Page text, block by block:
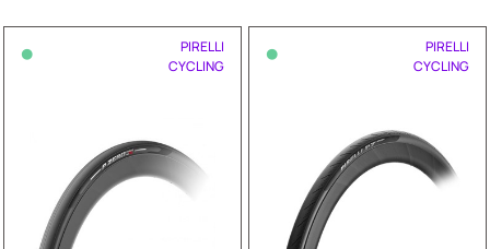
•
PIRELLI
CYCLING
•
PIRELLI
CYCLING